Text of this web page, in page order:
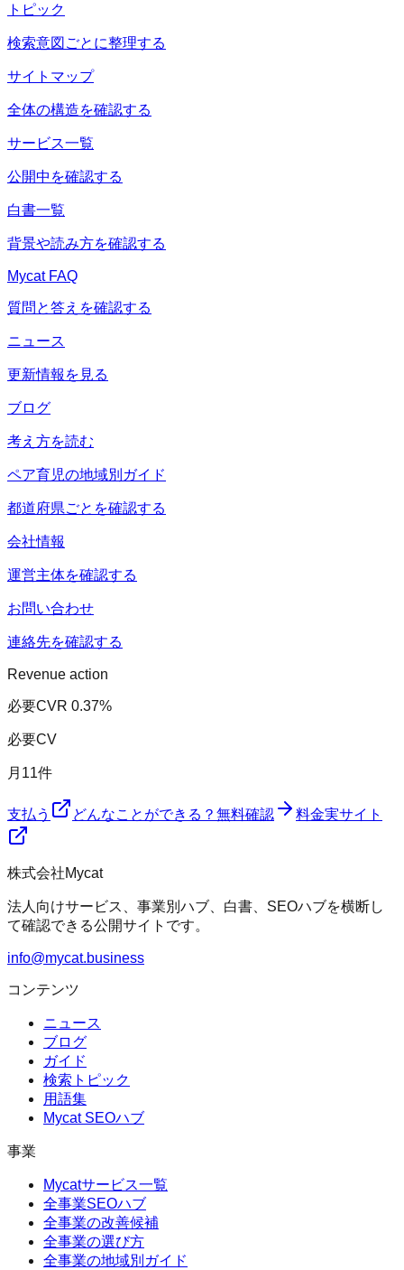
トピック
検索意図ごとに整理する
サイトマップ
全体の構造を確認する
サービス一覧
公開中を確認する
白書一覧
背景や読み方を確認する
Mycat FAQ
質問と答えを確認する
ニュース
更新情報を見る
ブログ
考え方を読む
ペア育児の地域別ガイド
都道府県ごとを確認する
会社情報
運営主体を確認する
お問い合わせ
連絡先を確認する
Revenue action
必要CVR 0.37%
必要CV
月 11件
支払う どんなことができる？ 無料確認 料金実サイト
株式会社Mycat
法人向けサービス、事業別ハブ、白書、SEOハブを横断し
て確認できる公開サイトです。
info@mycat.business
コンテンツ
ニュース
ブログ
ガイド
検索トピック
用語集
Mycat SEOハブ
事業
Mycatサービス一覧
全事業SEOハブ
全事業の改善候補
全事業の選び方
全事業の地域別ガイド